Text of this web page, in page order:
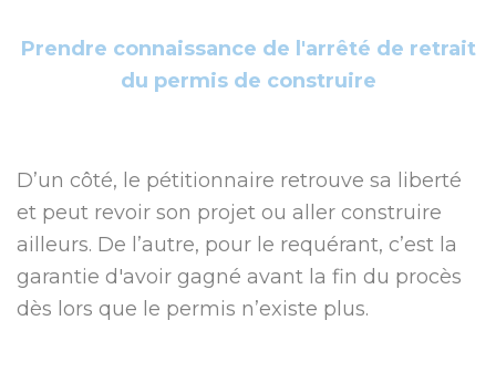
Prendre connaissance de l'arrêté de retrait
du permis de construire
D’un côté, le pétitionnaire retrouve sa liberté
et peut revoir son projet ou aller construire
ailleurs. De l’autre, pour le requérant, c’est la
garantie d'avoir gagné avant la fin du procès
dès lors que le permis n’existe plus.